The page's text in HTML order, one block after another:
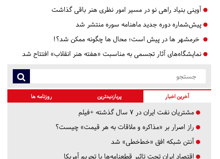
آوینی بنیاد راهی نو در مسیر امور نظری هنر باقی گذاشت
پیش‌شماره دوره جدید ماهنامه سوره منتشر شد
‍ خرمشهر ها در پیش است؛ محال ها چگونه ممکن شد؟!
نمایشگاه‌های آثار تجسمی به مناسبت «هفته هنر انقلاب» افتتاح شد
آخرین اخبار پربازدیدترین روزنامه ها
مشتریان نفت ایران در ۷ سال گذشته +فیلم
راز اصرار بر «مذاکره و ملاقات به هر قیمت» چیست؟
آنتن شبکه افق «خط‌خطی» شد
اقتصاد ایران تحت تاثیر قطعنامه‌ها یا تحریم‌ آمریکا